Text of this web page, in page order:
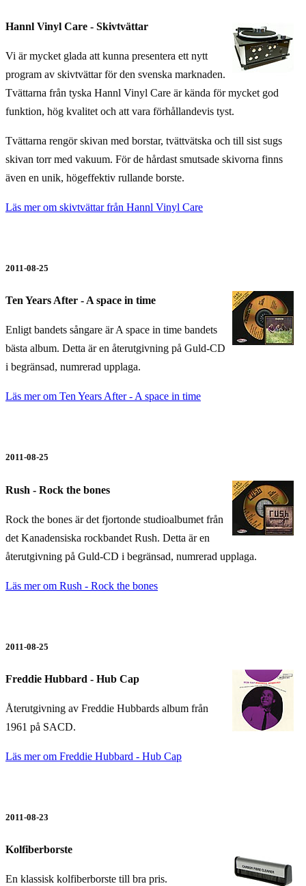
Hannl Vinyl Care - Skivtvättar
Vi är mycket glada att kunna presentera ett nytt
program av skivtvättar för den svenska marknaden.
Tvättarna från tyska Hannl Vinyl Care är kända för mycket god
funktion, hög kvalitet och att vara förhållandevis tyst.
Tvättarna rengör skivan med borstar, tvättvätska och till sist sugs
skivan torr med vakuum. För de hårdast smutsade skivorna finns
även en unik, högeffektiv rullande borste.
Läs mer om skivtvättar från Hannl Vinyl Care
2011-08-25
Ten Years After - A space in time
Enligt bandets sångare är A space in time bandets
bästa album. Detta är en återutgivning på Guld-CD
i begränsad, numrerad upplaga.
Läs mer om Ten Years After - A space in time
2011-08-25
Rush - Rock the bones
Rock the bones är det fjortonde studioalbumet från
det Kanadensiska rockbandet Rush. Detta är en
återutgivning på Guld-CD i begränsad, numrerad upplaga.
Läs mer om Rush - Rock the bones
2011-08-25
Freddie Hubbard - Hub Cap
Återutgivning av Freddie Hubbards album från
1961 på SACD.
Läs mer om Freddie Hubbard - Hub Cap
2011-08-23
Kolfiberborste
En klassisk kolfiberborste till bra pris.